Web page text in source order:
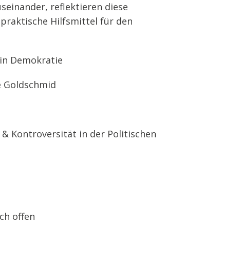
reflektieren diese
Hilfsmittel für den
Demokratie
Goldschmid
offen